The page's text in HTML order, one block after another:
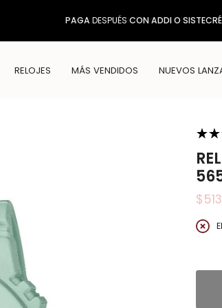
PAGA DESPUÉS CON ADDI O
RELOJES MÁS VENDIDOS NUEVOS